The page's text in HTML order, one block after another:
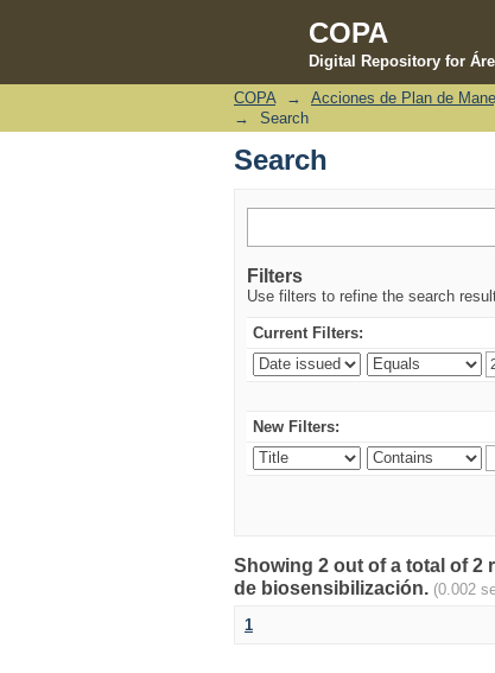
COPA
Digital Repository for
Search
COPA → Acciones de Plan de
→
Search
Search
Filters
Use filters to refine the search
Current Filters:
New Filters:
Showing 2 out of a total of
de biosensibilización. (0.002
1